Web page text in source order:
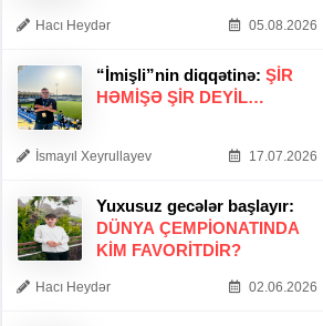
Hacı Heydər 05.08.2026
“İmişli”nin diqqətinə: ŞIR
HƏMIŞƏ ŞIR DEYIL…
İsmayıl Xeyrullayev 17.07.2026
Yuxusuz gecələr başlayır:
DÜNYA ÇEMPIONATINDA
KIM FAVORITDIR?
Hacı Heydər 02.06.2026